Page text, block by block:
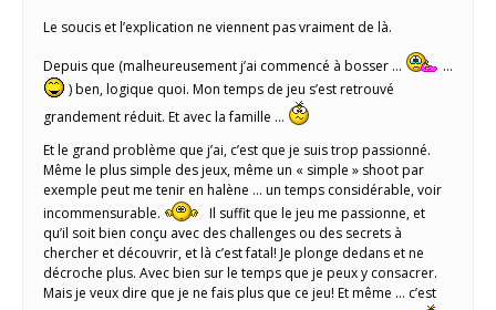
Le soucis et l’explication ne viennent pas vraiment de là.
Depuis que (malheureusement j’ai commencé à bosser …
…
) ben, logique quoi. Mon temps de jeu s’est retrouvé
grandement réduit. Et avec la famille …
Et le grand problème que j’ai, c’est que je suis trop passionné.
Même le plus simple des jeux, même un « simple » shoot par
exemple peut me tenir en halène … un temps considérable, voir
incommensurable.
Il suffit que le jeu me passionne, et
qu’il soit bien conçu avec des challenges ou des secrets à
chercher et découvrir, et là c’est fatal! Je plonge dedans et ne
décroche plus. Avec bien sur le temps que je peux y consacrer.
Mais je veux dire que je ne fais plus que ce jeu! Et même … c’est